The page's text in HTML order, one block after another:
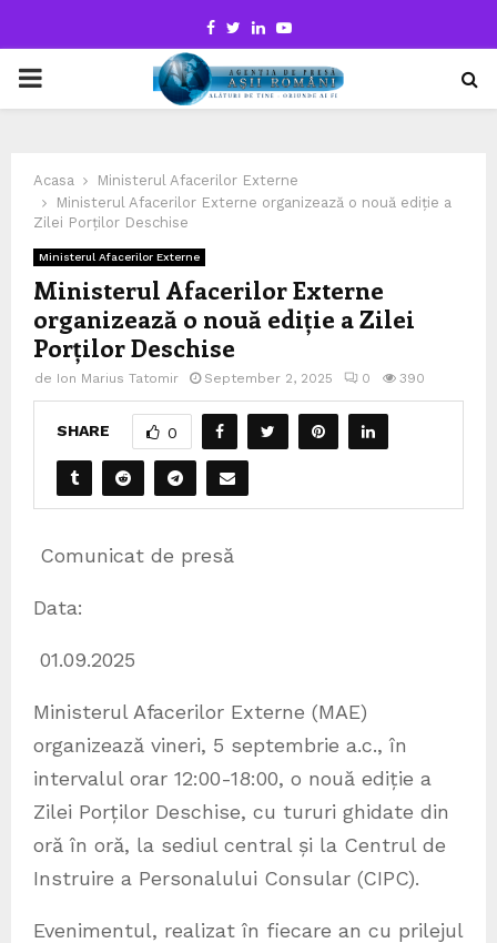
Facebook
TwitterLinkedinYoutube
PRIMARY
Acasa
Ministerul Afacerilor Externe
Ministerul Afacerilor Externe organizează o nouă ediție a
Zilei Porților Deschise
Ministerul Afacerilor Externe
Ministerul Afacerilor Externe
organizează o nouă ediție a Zilei
Porților Deschise
de Ion Marius Tatomir September 2, 2025 0 390
SHARE 0
Comunicat de presă
Data:
01.09.2025
Ministerul Afacerilor Externe (MAE)
organizează vineri, 5 septembrie a.c., în
intervalul orar 12:00-18:00, o nouă ediție a
Zilei Porților Deschise, cu tururi ghidate din
oră în oră, la sediul central și la Centrul de
Instruire a Personalului Consular (CIPC).
Evenimentul, realizat în fiecare an cu prilejul